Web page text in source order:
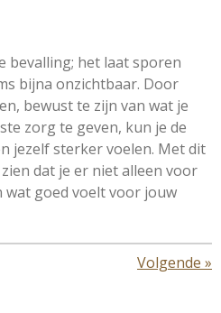
bevalling; het laat sporen
bijna onzichtbaar. Door
bewust te zijn van wat je
zorg te geven, kun je de
jezelf sterker voelen. Met dit
dat je er niet alleen voor
wat goed voelt voor jouw
Volgende »